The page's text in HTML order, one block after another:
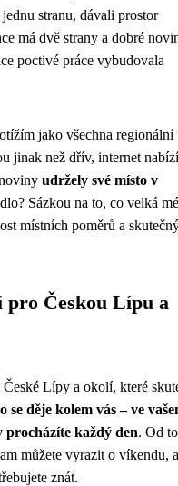
stranu, dávali prostor
má dvě strany a dobré
poctivé práce vybudovala
jako všechna regionální
jinak než dřív, internet nabízí
udržely své místo v
Sázkou na to, co velká
místních poměrů a
pro Českou Lípu a
Lípy a okolí, které
se děje kolem vás – ve
procházíte každý den. Od
můžete vyrazit o víkendu,
znát.